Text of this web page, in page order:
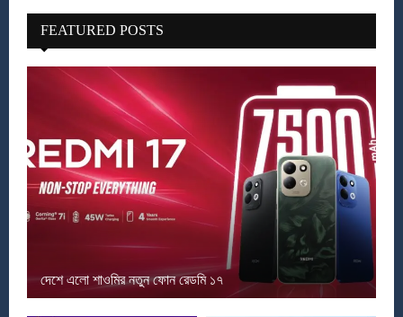
FEATURED POSTS
দেশে এলো শাওমির নতুন ফোন রেডমি ১৭